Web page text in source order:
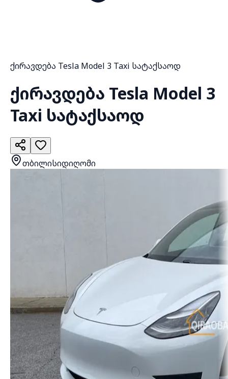
ქირავდება Tesla Model 3 Taxi სატაქსაოდ
ქირავდება Tesla Model 3
Taxi სატაქსაოდ
თბილისიდიღომი